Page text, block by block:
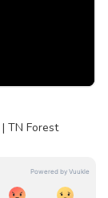
TN Forest